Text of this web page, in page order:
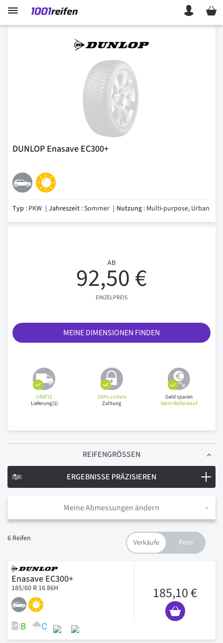
Mein
DUNLOP Enasave EC300+
Typ : PKW Jahreszeit : Sommer Nutzung : Multi-purpose, Urban
AB
92,50 €
EINZELPREIS
MEINE DIMENSIONEN FINDEN
GRATIS
Lieferung(1)
100% sichere
Zahlung
Geld sparen
beim Reifenkauf
REIFENGRÖSSEN
Meine Abmessungen ändern
6 Reifen
Enasave EC300+
185/60 R 16 86H 185,10 €
ERGEBNISSE PRÄZISIEREN